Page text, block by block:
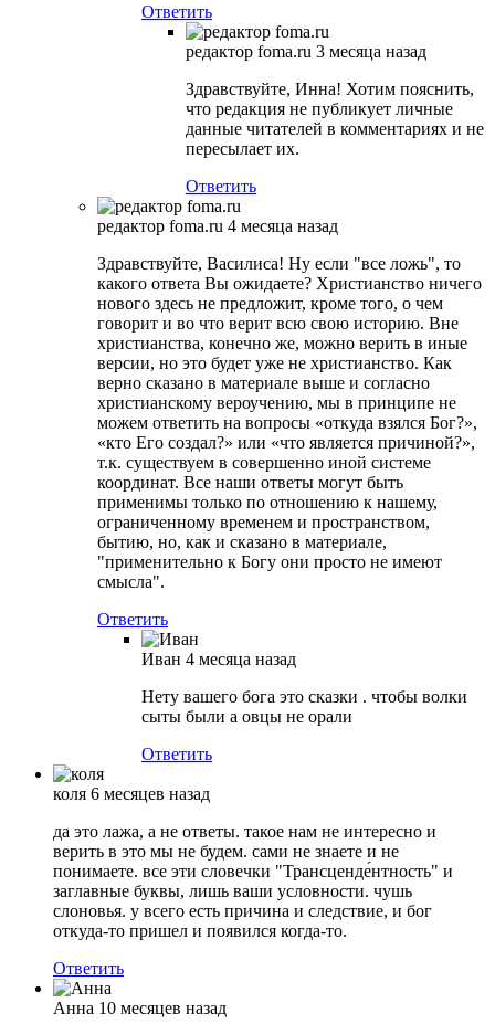
Ответить
редактор foma.ru 3 месяца назад
Здравствуйте, Инна! Хотим пояснить,
что редакция не публикует личные
данные читателей в комментариях и не
пересылает их.
Ответить
редактор foma.ru 4 месяца назад
Здравствуйте, Василиса! Ну если "все ложь", то
какого ответа Вы ожидаете? Христианство ничего
нового здесь не предложит, кроме того, о чем
говорит и во что верит всю свою историю. Вне
христианства, конечно же, можно верить в иные
версии, но это будет уже не христианство. Как
верно сказано в материале выше и согласно
христианскому вероучению, мы в принципе не
можем ответить на вопросы «откуда взялся Бог?»,
«кто Его создал?» или «что является причиной?»,
т.к. существуем в совершенно иной системе
координат. Все наши ответы могут быть
применимы только по отношению к нашему,
ограниченному временем и пространством,
бытию, но, как и сказано в материале,
"применительно к Богу они просто не имеют
смысла".
Ответить
Иван 4 месяца назад
Нету вашего бога это сказки . чтобы волки
сыты были а овцы не орали
Ответить
коля 6 месяцев назад
да это лажа, а не ответы. такое нам не интересно и
верить в это мы не будем. сами не знаете и не
понимаете. все эти словечки "Трансценде́нтность" и
заглавные буквы, лишь ваши условности. чушь
слоновья. у всего есть причина и следствие, и бог
откуда-то пришел и появился когда-то.
Ответить
Анна 10 месяцев назад